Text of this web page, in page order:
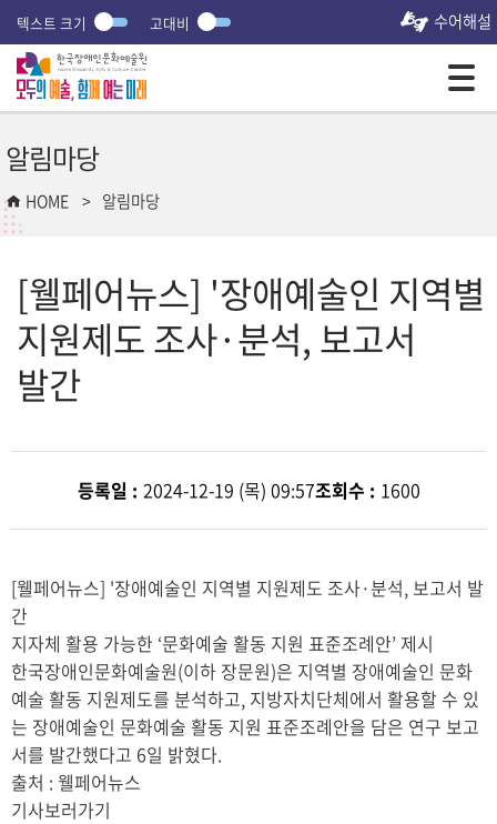
텍스트 크기 고대비 수어해설
알림마당
HOME 알림마당
[웰페어뉴스] '장애예술인 지역별
지원제도 조사·분석, 보고서
발간
등록일 : 2024-12-19 (목) 09:57조회수 : 1600
[웰페어뉴스] '장애예술인 지역별 지원제도 조사·분석, 보고서 발
간
지자체 활용 가능한 ‘문화예술 활동 지원 표준조례안’ 제시
한국장애인문화예술원(이하 장문원)은 지역별 장애예술인 문화
예술 활동 지원제도를 분석하고, 지방자치단체에서 활용할 수 있
는 장애예술인 문화예술 활동 지원 표준조례안을 담은 연구 보고
서를 발간했다고 6일 밝혔다.
출처 : 웰페어뉴스
기사보러가기